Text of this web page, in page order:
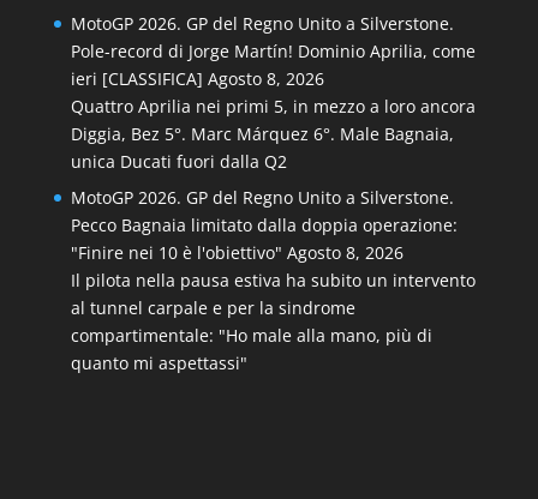
MotoGP 2026. GP del Regno Unito a Silverstone.
Pole-record di Jorge Martín! Dominio Aprilia, come
ieri [CLASSIFICA] Agosto 8, 2026
Quattro Aprilia nei primi 5, in mezzo a loro ancora
Diggia, Bez 5°. Marc Márquez 6°. Male Bagnaia,
unica Ducati fuori dalla Q2
MotoGP 2026. GP del Regno Unito a Silverstone.
Pecco Bagnaia limitato dalla doppia operazione:
"Finire nei 10 è l'obiettivo" Agosto 8, 2026
Il pilota nella pausa estiva ha subito un intervento
al tunnel carpale e per la sindrome
compartimentale: "Ho male alla mano, più di
quanto mi aspettassi"